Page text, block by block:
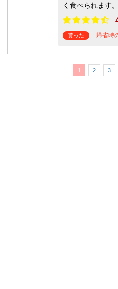
く食べられます。
貰った 帰省時
1 2 3